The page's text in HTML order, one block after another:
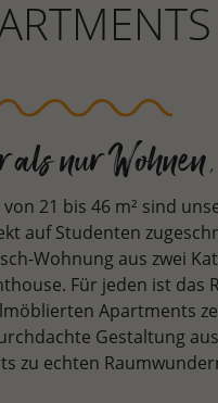
als nur Wohnen.
21 bis 46 m² sind
auf Studenten
Wohnung aus zwei
Für jeden ist das
Apartments
Gestaltung
zu echten